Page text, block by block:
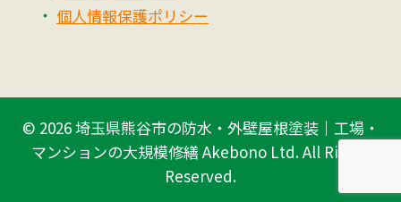
個人情報保護ポリシー
© 2026埼玉県熊谷市の防水・外壁屋根塗装｜工場・
マンションの大規模修繕 Akebono Ltd.All Rights
Reserved.